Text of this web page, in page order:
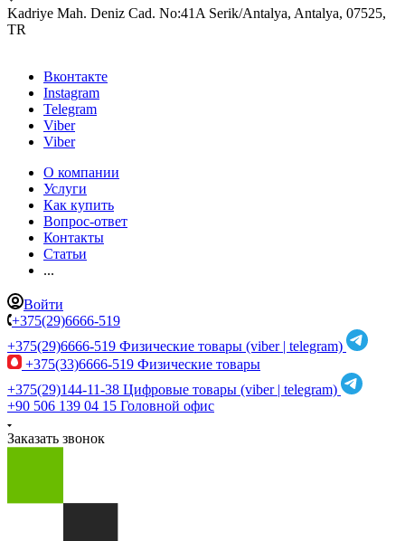
Kadriye Mah. Deniz Cad. No:41A Serik/Antalya, Antalya, 07525,
TR
Вконтакте
Instagram
Telegram
Viber
Viber
О компании
Услуги
Как купить
Вопрос-ответ
Контакты
Статьи
...
Войти
+375(29)6666-519
+375(29)6666-519 Физические товары (viber | telegram)
+375(33)6666-519 Физические товары
+375(29)144-11-38 Цифровые товары (viber | telegram)
+90 506 139 04 15 Головной офис
Заказать звонок